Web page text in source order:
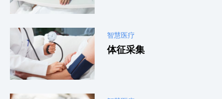
智慧医疗
体征采集